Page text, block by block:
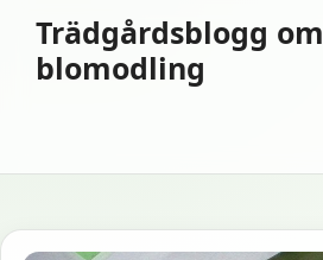
innehåll
Trädgårdsblogg om
blomodling